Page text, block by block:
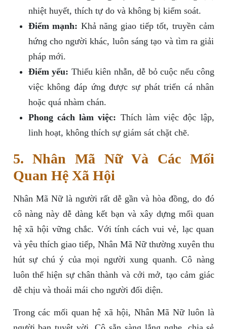
nhiệt huyết, thích tự do và không bị kiểm soát.
Điểm mạnh: Khả năng giao tiếp tốt, truyền cảm
hứng cho người khác, luôn sáng tạo và tìm ra giải
pháp mới.
Điểm yếu: Thiếu kiên nhẫn, dễ bỏ cuộc nếu công
việc không đáp ứng được sự phát triển cá nhân
hoặc quá nhàm chán.
Phong cách làm việc: Thích làm việc độc lập,
linh hoạt, không thích sự giám sát chặt chẽ.
5. Nhân Mã Nữ Và Các Mối
Quan Hệ Xã Hội
Nhân Mã Nữ là người rất dễ gần và hòa đồng, do đó
cô nàng này dễ dàng kết bạn và xây dựng mối quan
hệ xã hội vững chắc. Với tính cách vui vẻ, lạc quan
và yêu thích giao tiếp, Nhân Mã Nữ thường xuyên thu
hút sự chú ý của mọi người xung quanh. Cô nàng
luôn thể hiện sự chân thành và cởi mở, tạo cảm giác
dễ chịu và thoải mái cho người đối diện.
Trong các mối quan hệ xã hội, Nhân Mã Nữ luôn là